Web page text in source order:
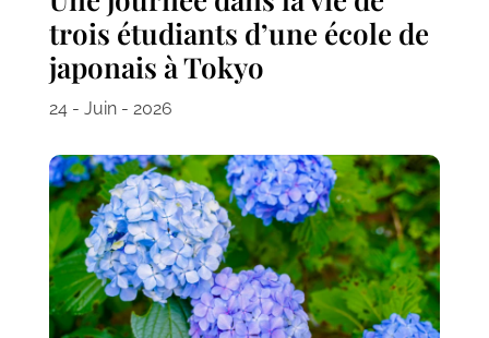
trois étudiants d’une école de
japonais à Tokyo
24 - Juin - 2026